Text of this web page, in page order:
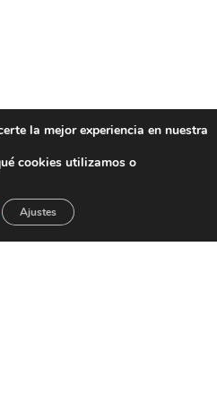
la mejor experiencia en nuestra
cookies utilizamos o
Ajustes